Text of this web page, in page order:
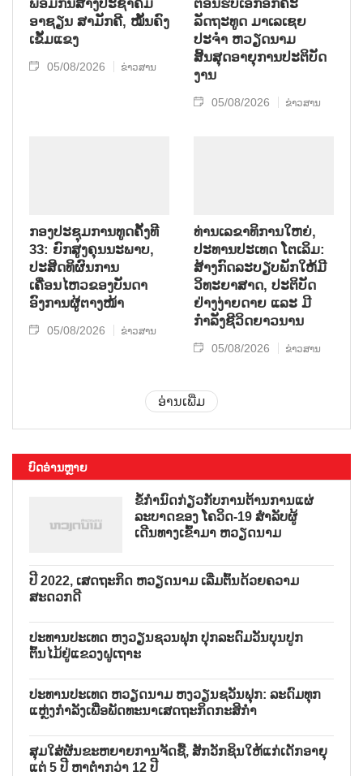
ພ້ອມກັນສ້າງປະຊາຄົມ
ອາຊຽນ ສາມັກຄີ, ໝັ້ນຄົງ
ເຂັ້ມແຂງ
05/08/2026 ຂ່າວສານ
ຕ້ອນຮັບເອກອັກຄະ
ລັດຖະທູດ ມາເລເຊຍ
ປະຈຳ ຫວຽດນາມ
ສິ້ນສຸດອາຍຸການປະຕິບັດ
ງານ
05/08/2026 ຂ່າວສານ
ກອງປະຊຸມການທູດຄັ້ງທີ
33: ຍົກສູງຄຸນນະພາບ,
ປະສິດທິຜົນການ
ເຄື່ອນໄຫວຂອງບັນດາ
ອົງການຜູ້ຕາງໜ້າ
05/08/2026 ຂ່າວສານ
ທ່ານເລຂາທິການໃຫຍ່,
ປະທານປະເທດ ໂຕເລິມ:
ສ້າງກົດລະບຽບພັກໃຫ້ມີ
ວິທະຍາສາດ, ປະຕິບັດ
ຢ່າງງ່າຍດາຍ ແລະ ມີ
ກຳລັງຊີວິດຍາວນານ
05/08/2026 ຂ່າວສານ
ອ່ານເພີ່ມ
ບົດອ່ານຫຼາຍ
ຂໍ້ກຳນົດກ່ຽວກັບການຕ້ານການແຜ່
ລະບາດຂອງ ໂຄວິດ-19 ສຳລັບຜູ້
ເດີນທາງເຂົ້າມາ ຫວຽດນາມ
ປີ 2022, ເສດຖະກິດ ຫວຽດນາມ ເລີ່ມຕົ້ນດ້ວຍຄວາມ
ສະດວກດີ
ປະທານປະເທດ ຫງວຽນຊວນຟຸກ ປຸກລະດົມວັນບຸນປູກ
ຕົ້ນໄມ້ຢູ່ແຂວງຝູເຖາະ
ປະທານປະເທດ ຫວຽດນາມ ຫງວຽນຊວັນຟຸກ: ລະດົມທຸກ
ແຫຼ່ງກຳລັງເພື່ອພັດທະນາເສດຖະກິດກະສິກຳ
ສຸມໃສ່ຜັນຂະຫຍາຍການຈັດຊື້, ສັກວັກຊິນໃຫ້ແກ່ເດັກອາຍຸ
ແຕ່ 5 ປີ ຫາຕ່ຳກວ່າ 12 ປີ